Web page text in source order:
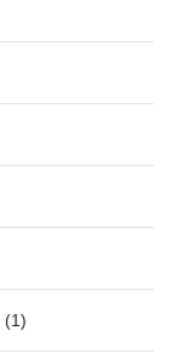
(1)